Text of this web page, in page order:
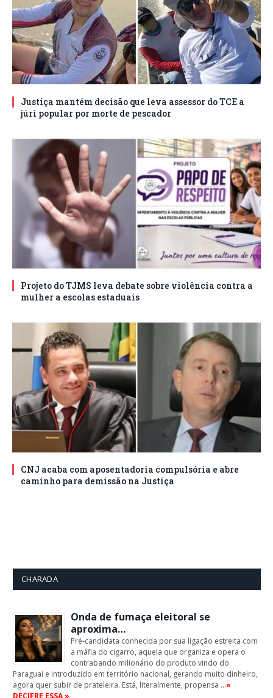
Justiça mantém decisão que leva assessor do TCE a
júri popular por morte de pescador
Projeto do TJMS leva debate sobre violência contra a
mulher a escolas estaduais
CNJ acaba com aposentadoria compulsória e abre
caminho para demissão na Justiça
CHARADA
Onda de fumaça eleitoral se
aproxima…
Pré-candidata conhecida por sua ligação estreita com
a máfia do cigarro, aquela que organiza e opera o
contrabando milionário do produto vindo do
Paraguai e introduzido em território nacional, gerando muito dinheiro,
agora quer subir de prateleira. Está, literalmente, propensa …»
DECIFRE ESSA »